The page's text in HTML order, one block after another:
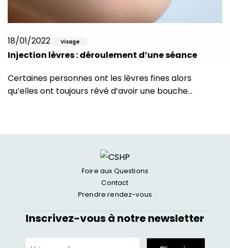
18/01/2022 Visage
Injection lèvres : déroulement d’une séance
Certaines personnes ont les lèvres fines alors
qu’elles ont toujours rêvé d’avoir une bouche…
Foire aux Questions
Contact
Prendre rendez-vous
Inscrivez-vous à notre newsletter